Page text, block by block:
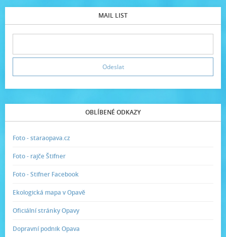
MAIL LIST
OBLÍBENÉ ODKAZY
Foto - staraopava.cz
Foto - rajče Štifner
Foto - Stifner Facebook
Ekologická mapa v Opavě
Oficiální stránky Opavy
Dopravní podnik Opava